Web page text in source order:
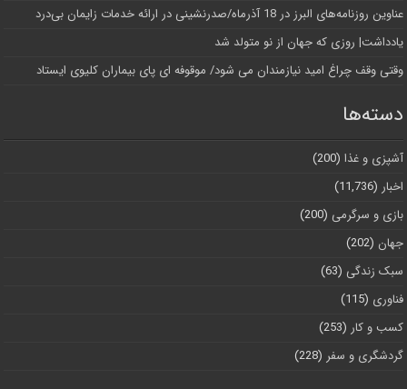
عناوین روزنامه‌های البرز در ‌18 آذرماه/صدرنشینی در ارائه خدمات زایمان بی‌درد
یادداشت| روزی که جهان از نو متولد شد
وقتی وقف چراغ امید نیازمندان می شود/ موقوفه ای پای بیماران کلیوی ایستاد
دسته‌ها
آشپزی و غذا (200)
اخبار (11,736)
بازی و سرگرمی (200)
جهان (202)
سبک زندگی (63)
فناوری (115)
کسب و کار (253)
گردشگری و سفر (228)